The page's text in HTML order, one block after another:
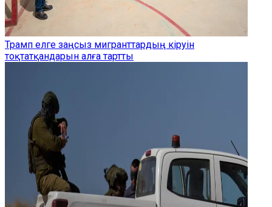
Трамп елге заңсыз мигранттардың кіруін
тоқтатқандарын алға тартты